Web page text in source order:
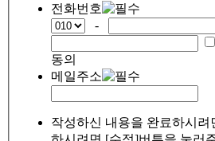
전화번호
-
동의
메일주소
작성하신 내용을 완료하시려